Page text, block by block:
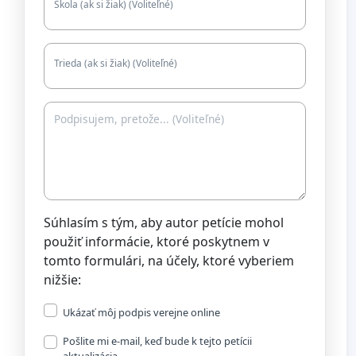
Škola (ak si žiak) (Voliteľné)
Trieda (ak si žiak) (Voliteľné)
Súhlasím s tým, aby autor petície mohol
použiť informácie, ktoré poskytnem v
tomto formulári, na účely, ktoré vyberiem
nižšie:
Ukázať môj podpis verejne online
Pošlite mi e-mail, keď bude k tejto petícii